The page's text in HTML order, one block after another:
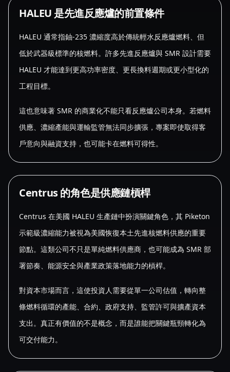
HALEU 是先進反應爐的前置條件
HALEU 通常指鈾-235 濃縮度高於傳統輕水反應爐燃料、但
低於武器級標準的核燃料。許多先進反應爐與 SMR 設計需要
HALEU 才能達到更高功率密度、更長換料週期或更小型化的
工程目標。
這也意味著 SMR 的商業化不能只看反應爐公司本身。若燃料
供應、濃縮產能與運輸監管無法同步擴張，專案即使取得客
戶意向與融資支持，也可能卡在燃料可得性。
Centrus 的角色是供應鏈槓桿
Centrus 在美國 HALEU 生產鏈中扮演關鍵角色，其 Piketon
示範級濃縮能力被視為美國恢復本土先進核燃料供應的重要
節點。這類公司不只是單純燃料供應商，也可能成為 SMR 部
署節奏、能源安全與產業政策落地能力的槓桿。
對資本市場而言，這使投資人需要從單一公司估值，轉向整
條燃料循環的產能、合約、政府支持、監管許可與擴產資本
支出。真正有價值的不是概念，而是誰能把關鍵瓶頸轉化為
可交付能力。